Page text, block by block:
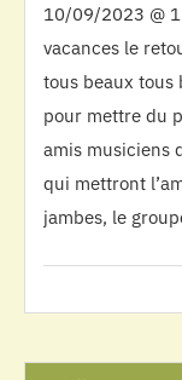
10/09/2023 @
vacances le
tous beaux tous
pour mettre du
amis musiciens
qui mettront
jambes, le